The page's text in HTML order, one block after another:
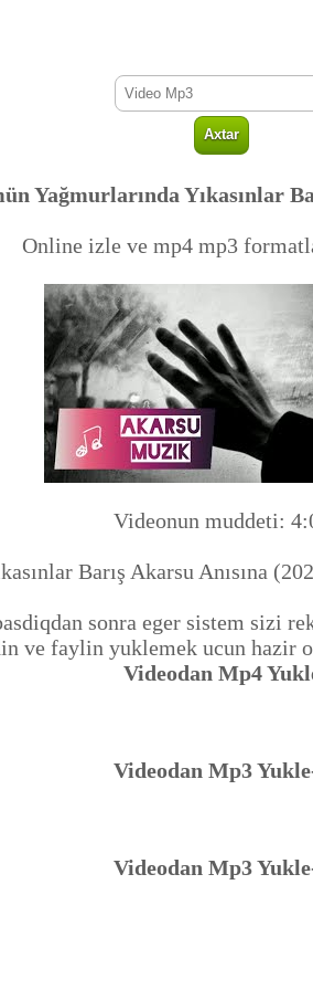
Yağmurlarında Yıkasınlar
Online izle ve mp4 mp3
Videonun muddeti:
Barış Akarsu Anısına
sonra eger sistem sizi
ve faylin yuklemek ucun hazir
Videodan Mp4
Videodan Mp3
Videodan Mp3